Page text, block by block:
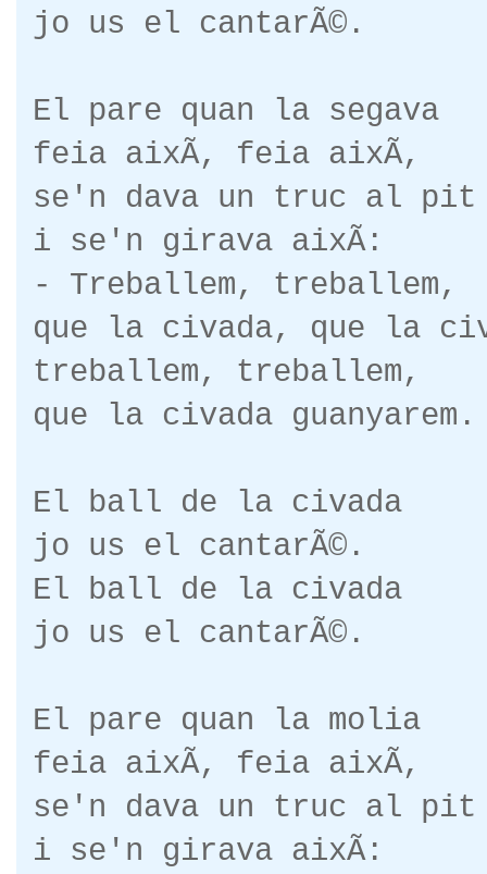
jo us el cantarÃ©.
El pare quan la segava
feia aixÃ­, feia aixÃ­,
se'n dava un truc al pit
i se'n girava aixÃ­:
- Treballem, treballem,
que la civada, que la
treballem, treballem,
que la civada guanyarem.
El ball de la civada
jo us el cantarÃ©.
El ball de la civada
jo us el cantarÃ©.
El pare quan la molia
feia aixÃ­, feia aixÃ­,
se'n dava un truc al pit
i se'n girava aixÃ­: